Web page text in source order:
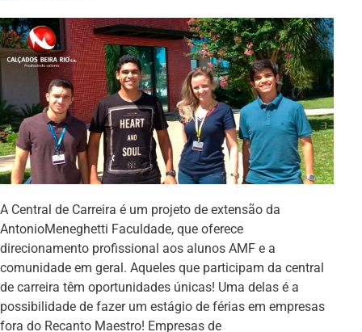
A Central de Carreira é um projeto de extensão da
AntonioMeneghetti Faculdade, que oferece
direcionamento profissional aos alunos AMF e a
comunidade em geral. Aqueles que participam da central
de carreira têm oportunidades únicas! Uma delas é a
possibilidade de fazer um estágio de férias em empresas
fora do Recanto Maestro! Empresas de